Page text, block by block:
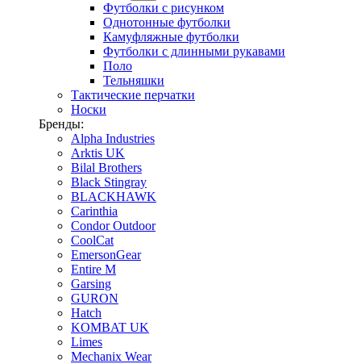
Футболки с рисунком
Однотонные футболки
Камуфляжные футболки
Футболки с длинными рукавами
Поло
Тельняшки
Тактические перчатки
Носки
Бренды:
Alpha Industries
Arktis UK
Bilal Brothers
Black Stingray
BLACKHAWK
Carinthia
Condor Outdoor
CoolCat
EmersonGear
Entire M
Garsing
GURON
Hatch
KOMBAT UK
Limes
Mechanix Wear